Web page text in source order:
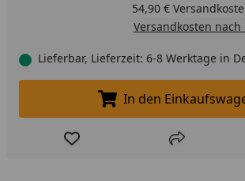
54,90 €
Versandkosten
Lieferbar, Lieferzeit: 6-8 Werktage in
In den
In den
Produkt zur Wunschliste
Teilen